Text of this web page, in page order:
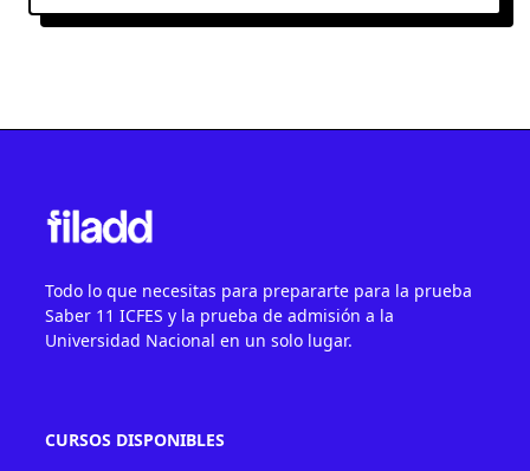
Todo lo que necesitas para prepararte para la prueba
Saber 11 ICFES y la prueba de admisión a la
Universidad Nacional en un solo lugar.
CURSOS DISPONIBLES